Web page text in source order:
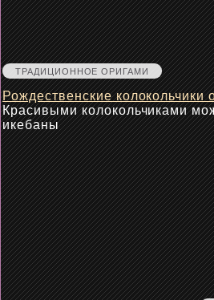
ТРАДИЦИОННОЕ ОРИГАМИ
Рождественские колокольчики
Красивыми колокольчиками
икебаны